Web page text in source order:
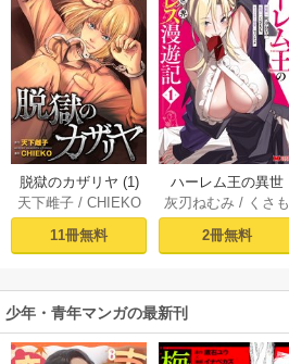
脱獄のカザリヤ (1)
天下雌子/ CHIEKO
11冊無料
ハーレム王の異世
界プレス漫遊記 ～
最強無双のおじさ
んはあらゆる種族
ミック） 1巻
灰刃ねむみ / くさも
ち
2冊無料
少年・青年マンガの最新刊